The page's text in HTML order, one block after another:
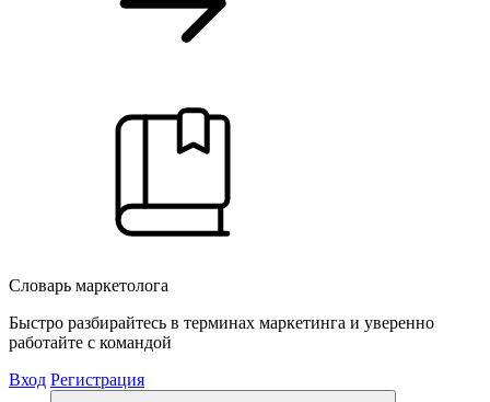
Словарь маркетолога
Быстро разбирайтесь в терминах маркетинга и уверенно
работайте с командой
Вход Регистрация